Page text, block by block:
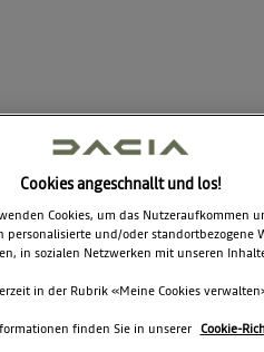
product defined
Cookies angeschnallt und los!
Cookies, um das Nutzeraufkommen
personalisierte und/oder standortbezogene
in sozialen Netzwerken mit unseren
in der Rubrik «Meine Cookies
finden Sie in unserer Cookie-